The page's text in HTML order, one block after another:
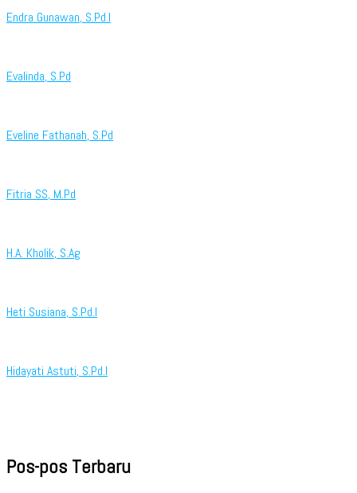
Endra Gunawan, S.Pd.I
Evalinda, S.Pd
Eveline Fathanah, S.Pd
Fitria SS, M.Pd
H.A. Kholik, S.Ag
Heti Susiana, S.Pd.I
Hidayati Astuti, S.Pd.I
Pos-pos Terbaru